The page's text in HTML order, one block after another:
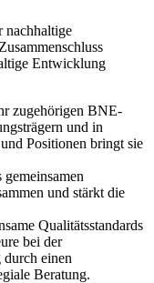
nachhaltige
Entwicklung
zugehörigen BNE-
und in
Positionen bringt sie
und stärkt die
Qualitätsstandards
bei der
einen
Beratung.